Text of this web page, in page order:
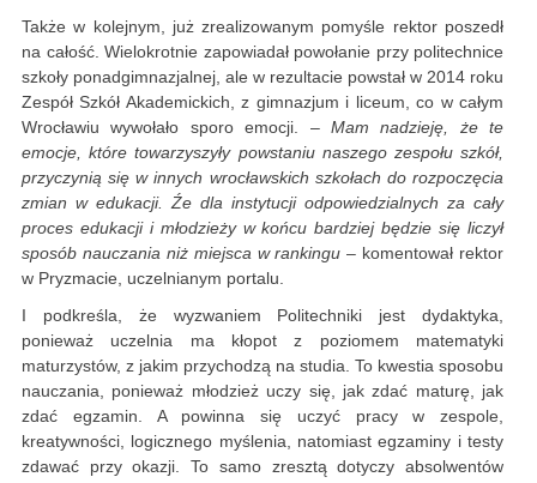
Także w kolejnym, już zrealizowanym pomyśle rektor poszedł
na całość. Wielokrotnie zapowiadał powołanie przy politechnice
szkoły ponadgimnazjalnej, ale w rezultacie powstał w 2014 roku
Zespół Szkół Akademickich, z gimnazjum i liceum, co w całym
Wrocławiu wywołało sporo emocji. – Mam nadzieję, że te
emocje, które towarzyszyły powstaniu naszego zespołu szkół,
przyczynią się w innych wrocławskich szkołach do rozpoczęcia
zmian w edukacji. Źe dla instytucji odpowiedzialnych za cały
proces edukacji i młodzieży w końcu bardziej będzie się liczył
sposób nauczania niż miejsca w rankingu – komentował rektor
w Pryzmacie, uczelnianym portalu.
I podkreśla, że wyzwaniem Politechniki jest dydaktyka,
ponieważ uczelnia ma kłopot z poziomem matematyki
maturzystów, z jakim przychodzą na studia. To kwestia sposobu
nauczania, ponieważ młodzież uczy się, jak zdać maturę, jak
zdać egzamin. A powinna się uczyć pracy w zespole,
kreatywności, logicznego myślenia, natomiast egzaminy i testy
zdawać przy okazji. To samo zresztą dotyczy absolwentów